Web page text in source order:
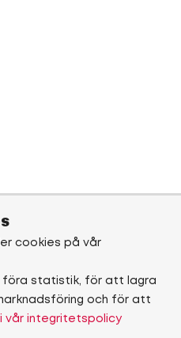
cookies på vår
föra statistik, för att lagra
och för att
i vår integritetspolicy